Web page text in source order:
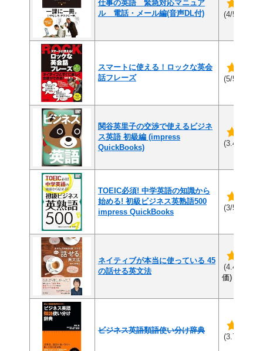
仕事の英語 緊急対応マニュア
ル 電話・メール編(音声DL付)
(4/5)
スマートに使える！ロックな英会
話フレーズ
(5/5)
関谷英里子の交渉で使えるビジネ
ス英語 初級編 (impress
QuickBooks)
(3.4/5)
TOEIC必須! 中学英語の知識から
始める! 初級ビジネス英熟語500
impress QuickBooks
(3/5)
ネイティブが本当に使っている 45
の話せる英文法
(4.4/5)
価)
ビジネス英語類語使い分け辞典
(3.7/5)